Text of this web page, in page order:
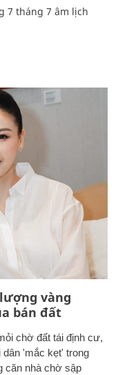
7 tháng 7 âm lịch
vàng
bán đất
chờ đất tái định cư,
dân 'mắc kẹt' trong
căn nhà chờ sập